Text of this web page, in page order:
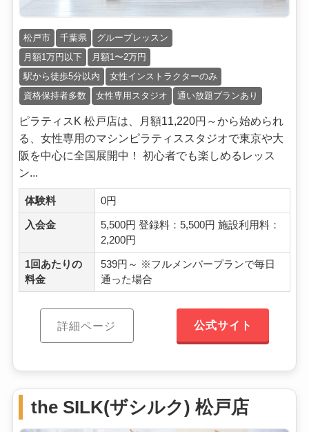
松戸市 千葉県
グループレッスン
月額1万円以下
月額1〜2万円
駅から徒歩5分以内
女性インストラクターのみ
資格保持者多数
女性専用スタジオ 通い放題プランあり
ピラティスK 松戸店は、月額11,220円～から始められ
る、女性専用のマシンピラティススタジオで東京や大
阪を中心に全国展開中！ 初心者でも楽しめるレッス
ン...
体験料 0円
入会金
5,500円 登録料：5,500円 施設利用料：
2,200円
1回あたりの
料金
539円～ ※フルメンバープランで毎日
通った場合
詳細ページ 公式サイト
the SILK(ザシルク) 松戸店